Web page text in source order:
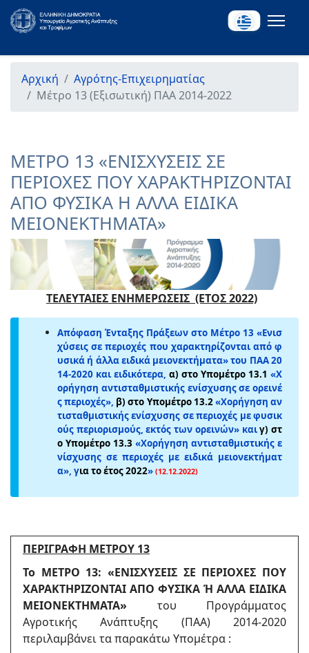
Αρχική
Αγρότης-Επιχειρηματίας
Μέτρο 13 (Εξισωτική) ΠΑΑ 2014-2022
ΜΕΤΡΟ 13 «ΕΝΙΣΧΥΣΕΙΣ ΣΕ
ΠΕΡΙΟΧΕΣ ΠΟΥ ΧΑΡΑΚΤΗΡΙΖΟΝΤΑΙ
ΑΠΟ ΦΥΣΙΚΑ Η ΑΛΛΑ ΕΙΔΙΚΑ
ΜΕΙΟΝΕΚΤΗΜΑΤΑ»
ΤΕΛΕΥΤΑΙΕΣ ΕΝΗΜΕΡΩΣΕΙΣ (ΕΤΟΣ 2022)
Απόφαση Ένταξης Πράξεων στο Μέτρο 13 «Ενισ
χύσεις σε περιοχές που χαρακτηρίζονται από φ
υσικά ή άλλα ειδικά μειονεκτήματα» του ΠΑΑ 20
14-2020 και ειδικότερα, α) στο Υπομέτρο 13.1 «Χ
ορήγηση αντισταθμιστικής ενίσχυσης σε ορεινέ
ς περιοχές», β) στο Υπομέτρο 13.2«Χορήγηση αν
τισταθμιστικής ενίσχυσης σε περιοχές με φυσικ
ούς περιορισμούς, εκτός των ορεινών» καιγ) στ
ο Υπομέτρο 13.3 «Χορήγηση αντισταθμιστικής ε
νίσχυσης σε περιοχές με ειδικά μειονεκτήματ
α», για το έτος 2022» (12.12.2022)
ΠΕΡΙΓΡΑΦΗ ΜΕΤΡΟΥ 13
Το ΜΕΤΡΟ 13: «ΕΝΙΣΧΥΣΕΙΣ ΣΕ ΠΕΡΙΟΧΕΣ ΠΟΥ
ΧΑΡΑΚΤΗΡΙΖΟΝΤΑΙ ΑΠΟ ΦΥΣΙΚΑ Ή ΑΛΛΑ ΕΙΔΙΚΑ
ΜΕΙΟΝΕΚΤΗΜΑΤΑ» του Προγράμματος
Αγροτικής Ανάπτυξης (ΠΑΑ) 2014-2020
περιλαμβάνει τα παρακάτω Υπομέτρα :